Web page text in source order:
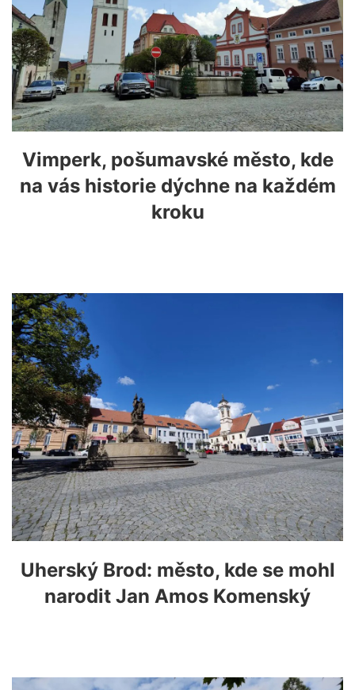
Vimperk, pošumavské město, kde
na vás historie dýchne na každém
kroku
Uherský Brod: město, kde se mohl
narodit Jan Amos Komenský